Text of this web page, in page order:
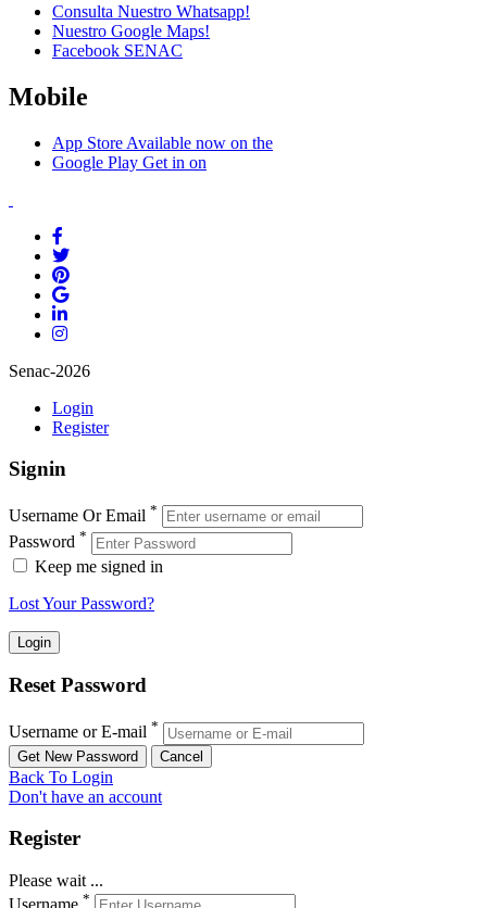
Consulta Nuestro Whatsapp!
Nuestro Google Maps!
Facebook SENAC
Mobile
App Store Available now on the
Google Play Get in on
Senac-2026
Login
Register
Signin
Username Or Email *
Password *
Keep me signed in
Lost Your Password?
Reset Password
Username or E-mail *
Back To Login
Don't have an account
Register
Please wait ...
*